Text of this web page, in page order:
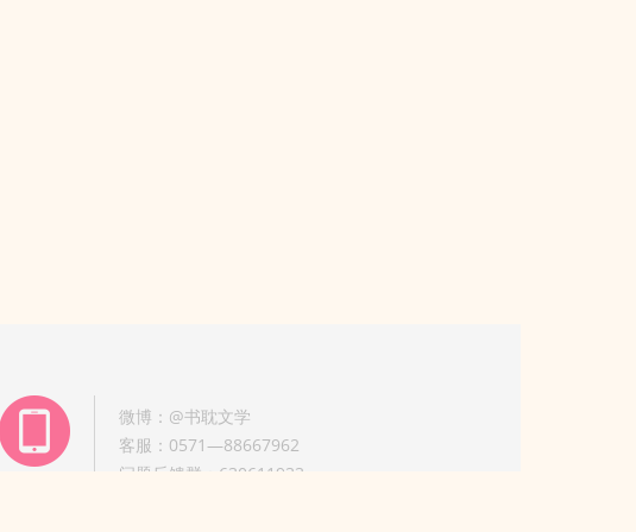
微博：@书耽文学
客服：0571—88667962
问题反馈群：630611933